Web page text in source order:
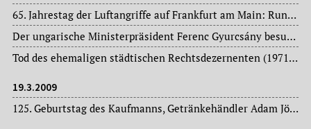
65. Jahrestag der Luftangriffe auf Frankfurt am Main: Rund 1.000 Maschinen flogen am 18. März 1944 die ersten zerstörerischen März-Angriffe auf die Mainstadt.
Der ungarische Ministerpräsident Ferenc Gyurcsány besucht die Mainstadt.
Tod des ehemaligen städtischen Rechtsdezernenten (1971-1983) Peter Jäkel (1934-2009), von 1985 bis 1989 SPD-Stadtverordneter.
19.3.2009
125. Geburtstag des Kaufmanns, Getränkehändler Adam Jöst (1884-1962), Pionier der Frankfurter Trinkhallen und der Mineralwasserindustrie.